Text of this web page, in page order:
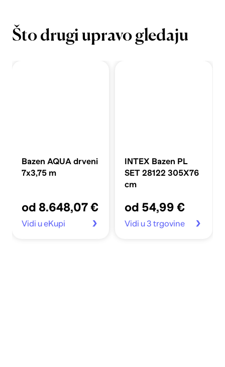
Što drugi upravo gledaju
Bazen AQUA drveni
7x3,75 m
od 8.648,07 €
Vidi u eKupi
INTEX Bazen PL
SET 28122 305X76
cm
od 54,99 €
Vidi u 3 trgovine